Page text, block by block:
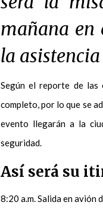
mañana en
la
Según el reporte de las
completo, por lo que se
evento llegarán a la
seguridad.
Así será su
8:20 a.m. Salida en